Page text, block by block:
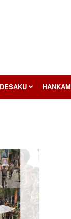
DESAKU HANKAM